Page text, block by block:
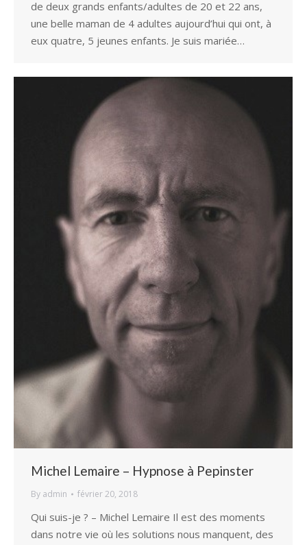
de deux grands enfants/adultes de 20 et 22 ans,
une belle maman de 4 adultes aujourd’hui qui ont, à
eux quatre, 5 jeunes enfants. Je suis mariée…
Michel Lemaire – Hypnose à Pepinster
By admin février 20, 2018
Qui suis-je ? – Michel Lemaire Il est des moments
dans notre vie où les solutions nous manquent, des